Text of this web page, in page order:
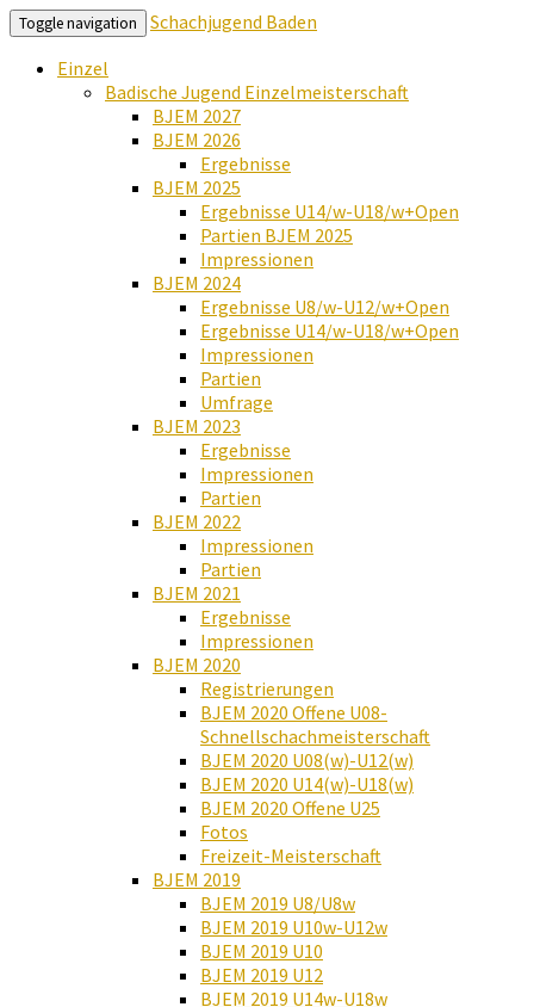
Toggle navigation
Schachjugend Baden
Einzel
Badische Jugend Einzelmeisterschaft
BJEM 2027
BJEM 2026
Ergebnisse
BJEM 2025
Ergebnisse U14/w-U18/w+Open
Partien BJEM 2025
Impressionen
BJEM 2024
Ergebnisse U8/w-U12/w+Open
Ergebnisse U14/w-U18/w+Open
Impressionen
Partien
Umfrage
BJEM 2023
Ergebnisse
Impressionen
Partien
BJEM 2022
Impressionen
Partien
BJEM 2021
Ergebnisse
Impressionen
BJEM 2020
Registrierungen
BJEM 2020 Offene U08-
Schnellschachmeisterschaft
BJEM 2020 U08(w)-U12(w)
BJEM 2020 U14(w)-U18(w)
BJEM 2020 Offene U25
Fotos
Freizeit-Meisterschaft
BJEM 2019
BJEM 2019 U8/U8w
BJEM 2019 U10w-U12w
BJEM 2019 U10
BJEM 2019 U12
BJEM 2019 U14w-U18w